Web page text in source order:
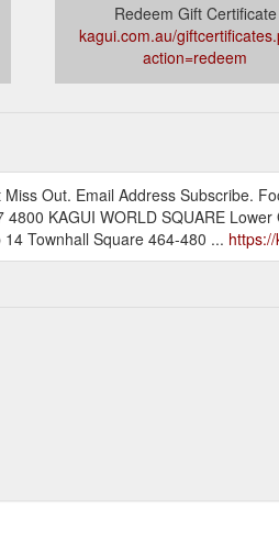
Redeem Gift Certificate
kagui.com.au/
action=redeem
Out. Email Address Subscribe.
KAGUI WORLD SQUARE
Townhall Square 464-480 ...